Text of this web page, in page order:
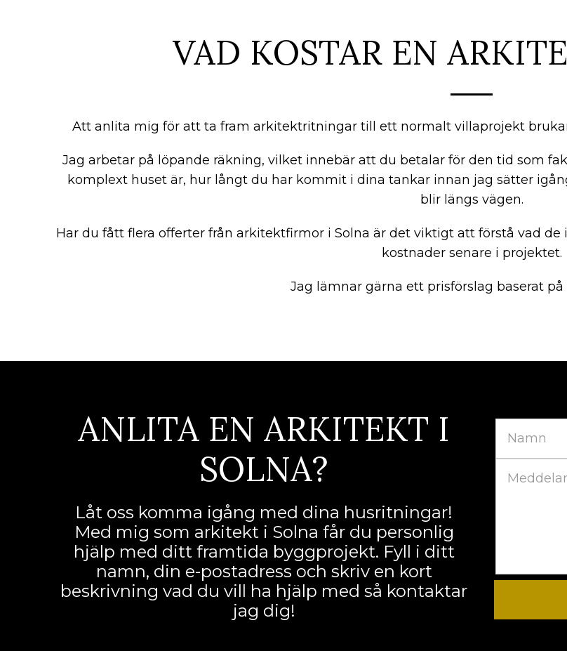
VAD KOSTAR EN
Att anlita mig för att ta fram arkitektritningar till ett normalt villaprojekt
Jag arbetar på löpande räkning, vilket innebär att du betalar för den tid som
komplext huset är, hur långt du har kommit i dina tankar innan jag sätter
blir längs vägen.
Har du fått flera offerter från arkitektfirmor i Solna är det viktigt att förstå vad
kostnader senare i projektet.
Jag lämnar gärna ett prisförslag baserat
ANLITA EN ARKITEKT I
SOLNA?
Låt oss komma igång med dina husritningar!
Med mig som arkitekt i Solna får du personlig
hjälp med ditt framtida byggprojekt. Fyll i ditt
namn, din e-postadress och skriv en kort
beskrivning vad du vill ha hjälp med så kontaktar
jag dig!